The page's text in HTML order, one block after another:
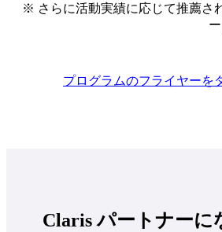
※ さらに活動実績に応じて推薦さ
プログラムのフライヤーを
Claris パートナーに